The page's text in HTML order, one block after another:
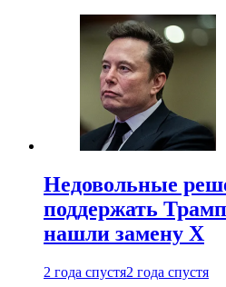
Недовольные
поддержать
нашли замену X
2 года спустя2 года спустя